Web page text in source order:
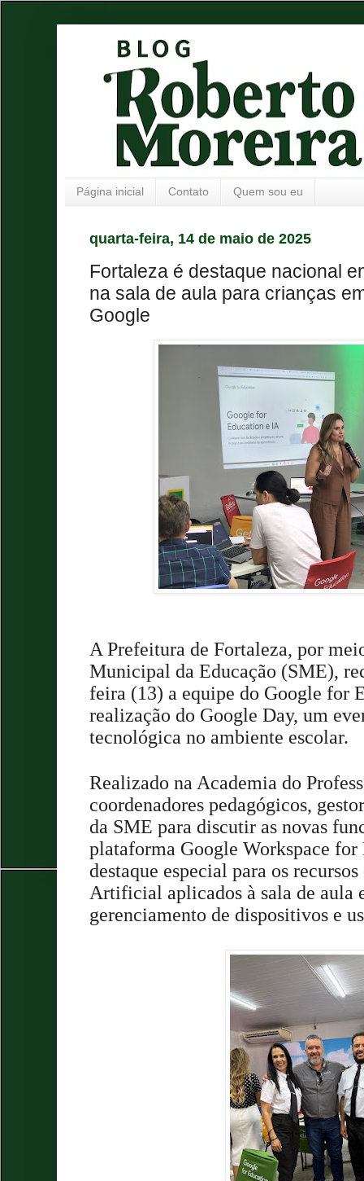
Página inicial Contato Quem sou eu
quarta-feira, 14 de maio de 2025
Fortaleza é destaque nacional
na sala de aula para crianças
Google
A Prefeitura de Fortaleza, por
Municipal da Educação (SME),
feira (13) a equipe do Google for
realização do Google Day, um
tecnológica no ambiente escolar.
Realizado na Academia do
coordenadores pedagógicos,
da SME para discutir as novas
plataforma Google Workspace
destaque especial para os
Artificial aplicados à sala de aula
gerenciamento de dispositivos e